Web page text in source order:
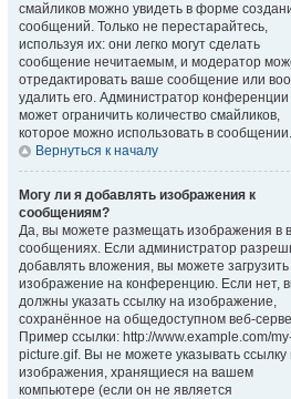
смайликов можно увидеть в форме
сообщений. Только не перестарайтесь,
используя их: они легко могут сделать
сообщение нечитаемым, и модератор
отредактировать ваше сообщение или
удалить его. Администратор конференции
может ограничить количество смайликов,
которое можно использовать в сообщении.
Вернуться к началу
Могу ли я добавлять изображения к
сообщениям?
Да, вы можете размещать изображения в
сообщениях. Если администратор
добавлять вложения, вы можете загрузить
изображение на конференцию. Если нет,
должны указать ссылку на изображение,
сохранённое на общедоступном веб-
Пример ссылки: http://www.example.com/
picture.gif. Вы не можете указывать ссылку
изображения, хранящиеся на вашем
компьютере (если он не является